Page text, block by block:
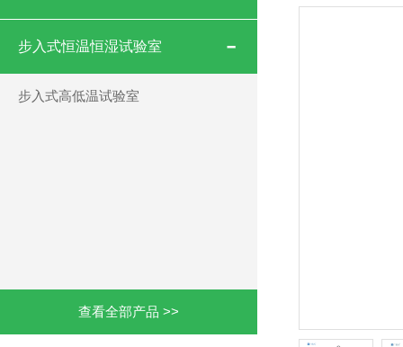
步入式恒温恒湿试验室
步入式高低温试验室
查看全部产品 >>